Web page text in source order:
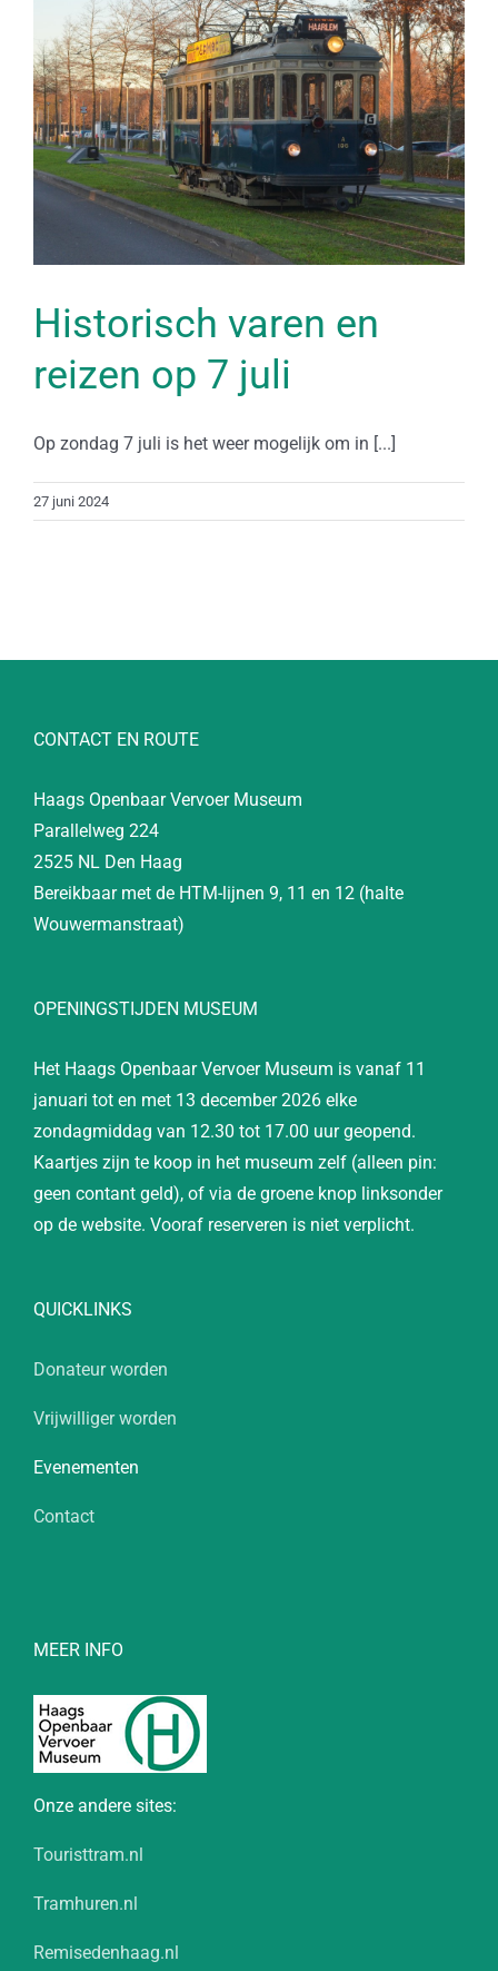
Historisch varen en
reizen op 7 juli
Op zondag 7 juli is het weer mogelijk om in [...]
27 juni 2024
CONTACT EN ROUTE
Haags Openbaar Vervoer Museum
Parallelweg 224
2525 NL Den Haag
Bereikbaar met de HTM-lijnen 9, 11 en 12 (halte
Wouwermanstraat)
OPENINGSTIJDEN MUSEUM
Het Haags Openbaar Vervoer Museum is vanaf 11
januari tot en met 13 december 2026 elke
zondagmiddag van 12.30 tot 17.00 uur geopend.
Kaartjes zijn te koop in het museum zelf (alleen pin:
geen contant geld), of via de groene knop linksonder
op de website. Vooraf reserveren is niet verplicht.
QUICKLINKS
Donateur worden
Vrijwilliger worden
Evenementen
Contact
MEER INFO
Onze andere sites:
Touristtram.nl
Tramhuren.nl
Remisedenhaag.nl